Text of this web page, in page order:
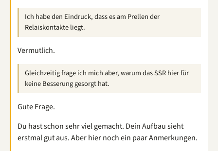
Ich habe den Eindruck, dass es am Prellen der
Relaiskontakte liegt.
Vermutlich.
Gleichzeitig frage ich mich aber, warum das SSR hier für
keine Besserung gesorgt hat.
Gute Frage.
Du hast schon sehr viel gemacht. Dein Aufbau sieht
erstmal gut aus. Aber hier noch ein paar Anmerkungen.